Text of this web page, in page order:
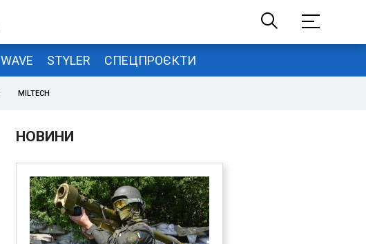
WAVE STYLER СПЕЦПРОЄКТИ
MILTECH
НОВИНИ